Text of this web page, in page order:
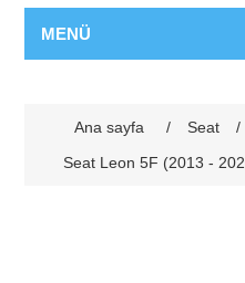
MENÜ
Ana sayfa / Seat /
Seat Leon 5F (2013 -